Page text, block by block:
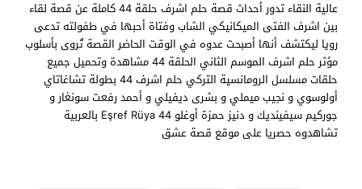
عالية النقاء تدور أحداث قصة حلم اشرف حلقة 44 كاملة عن قصة لقاء
بين اشرف الفتى الميكانيكي الشاب وفتاة أحبها في طفولته تدعى
رويا ليكتشف أنها أصبحت عدوه في الوقت الحاضر القصة تُروى بأسلوب
مؤثر حلم اشرف الموسم الثاني الحلقة 44 مشاهدة وتحميل جميع
حلقات مسلسل الرومانسية التركي حلم اشرف 44 بطولة تشاغاتاي
أولوسوي و نجيب ميملي و بشرى ديفيلي و أحمد رفعت سونغار و
جوركيم سيفينديك و دنيز حمزة أوغلو Eşref Rüya 44 بالعربية
تشاهدوه حصريا على موقع قصة عشق